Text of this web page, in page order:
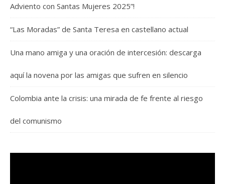
Adviento con Santas Mujeres 2025”!
“Las Moradas” de Santa Teresa en castellano actual
Una mano amiga y una oración de intercesión: descarga
aquí la novena por las amigas que sufren en silencio
Colombia ante la crisis: una mirada de fe frente al riesgo
del comunismo